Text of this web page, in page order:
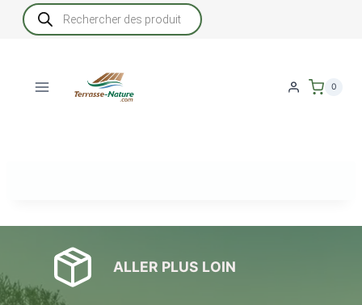
Recherche
de
produits
0
ALLER PLUS LOIN